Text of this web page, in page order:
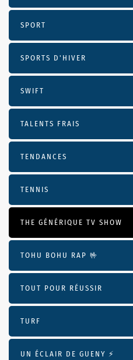
SPORT
SPORTS D'HIVER
SWIFT
TALENTS FRAIS
TENDANCES
TENNIS
THE GÉNÉRIQUE TV SHOW
TOHU BOHU RAP 🤟
TOUT POUR RÉUSSIR
TURF
UN ÉCLAIR DE GUENY ⚡️